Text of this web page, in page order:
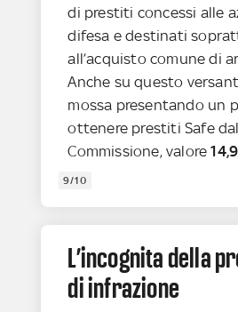
di prestiti concessi alle
difesa e destinati
all’acquisto comune di
Anche su questo
mossa presentando un
ottenere prestiti Safe
Commissione, valore
9/10
L’incognita della
di infrazione